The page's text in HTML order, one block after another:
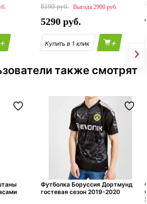
8190
2900
5290
+
также смотрят
Футболка Боруссия Дортмунд
гостевая сезон 2019-2020